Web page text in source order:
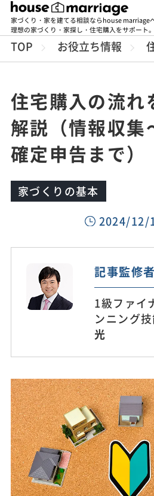
家づくり・家を建てる相談ならhouse marriageへ
理想の家づくり・家探し・住宅購入をサポート。
TOP お役立ち情報
住宅購入の流れ
解説（情報収集
確定申告まで）
家づくりの基本
2024/12/
記事監修者
1級ファイ
ンニング
光